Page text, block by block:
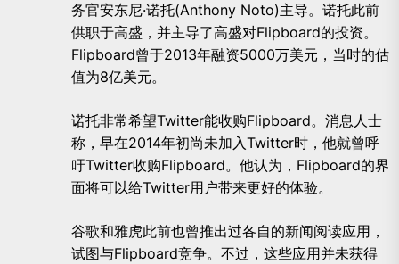
务官安东尼·诺托(Anthony Noto)主导。诺托此前
供职于高盛 ，并主导了高盛对Flipboard的投资。
Flipboard曾于2013年融资5000万美元，当时的估
值为8亿美元。
诺托非常希望Twitter能收购Flipboard。消息人士
称，早在2014年初尚未加入Twitter时，他就曾呼
吁Twitter收购Flipboard。他认为，Flipboard的界
面将可以给Twitter用户带来更好的体验。
谷歌和雅虎此前也曾推出过各自的新闻阅读应用，
试图与Flipboard竞争。不过，这些应用并未获得